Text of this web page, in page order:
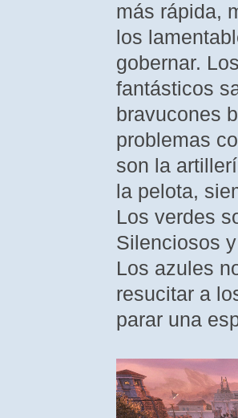
más rápida,
los
gobernar.
fantásticos
bravucones
problemas
son la
la pelota,
Los verdes
Silenciosos
Los azules
resucitar a
parar una